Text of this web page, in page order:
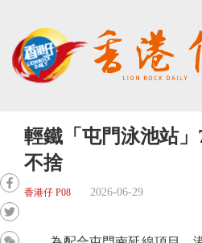
輕鐵「屯門泳池站」
不捨
香港仔 P08 2026-06-29